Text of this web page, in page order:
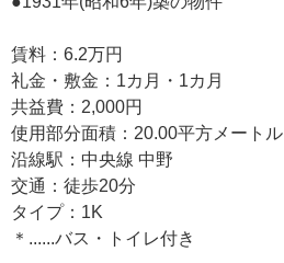
賃料：6.2万円
礼金・敷金：1カ月・1カ月
共益費：2,000円
使用部分面積：20.00平方メートル
沿線駅：中央線 中野
交通：徒歩20分
タイプ：1K
＊......バス・トイレ付き